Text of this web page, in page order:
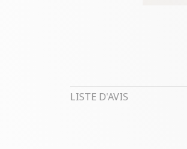
LISTE D'AVIS